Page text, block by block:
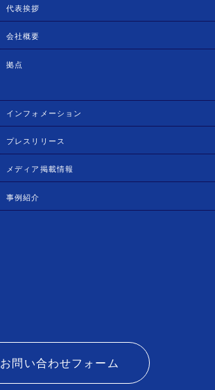
代表挨拶
会社概要
拠点
インフォメーション
プレスリリース
メディア掲載情報
事例紹介
お問い合わせフォーム